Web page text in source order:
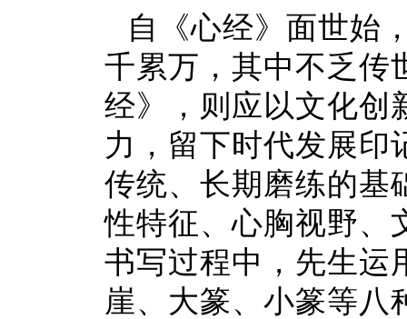
自《心经》面世始
千累万，其中不乏传
经》，则应以文化创
力，留下时代发展印
传统、长期磨练的基
性特征、心胸视野、
书写过程中，先生运
崖、大篆、小篆等八